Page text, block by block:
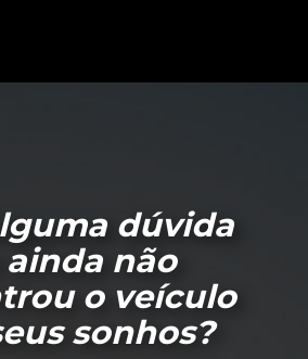
dúvida
ainda não
o veículo
sonhos?